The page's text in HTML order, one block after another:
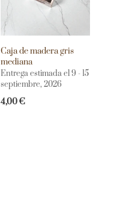
Caja de madera gris
mediana
Entrega estimada el 9 - 15
septiembre, 2026
4,00€